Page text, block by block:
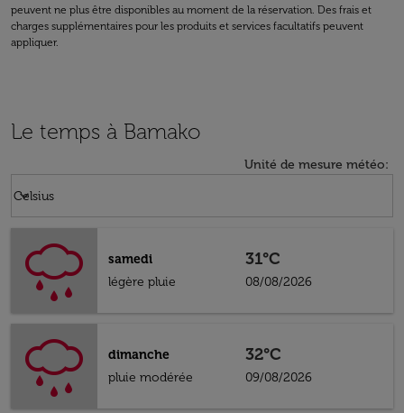
peuvent ne plus être disponibles au moment de la réservation. Des frais et
charges supplémentaires pour les produits et services facultatifs peuvent
appliquer.
Le temps à Bamako
Unité de mesure météo:
Celsius
keyboard_arrow_down
samedi
légère pluie
31°C
08/08/2026
dimanche
pluie modérée
32°C
09/08/2026